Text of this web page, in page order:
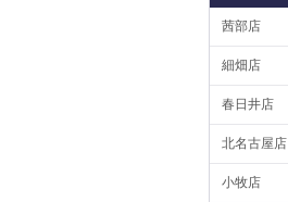
茜部店
細畑店
春日井店
北名古屋店
小牧店